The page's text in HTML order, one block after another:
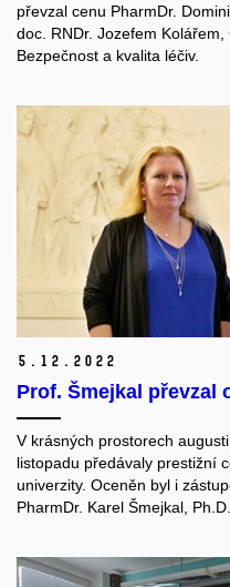
převzal cenu PharmDr.
doc. RNDr. Jozefem Kolářem
Bezpečnost a kvalita léčiv.
5. 12. 2022
Prof. Šmejkal převzal
V krásných prostorech
listopadu předávaly prestižní
univerzity. Oceněn byl i
PharmDr. Karel Šmejkal, Ph.D.